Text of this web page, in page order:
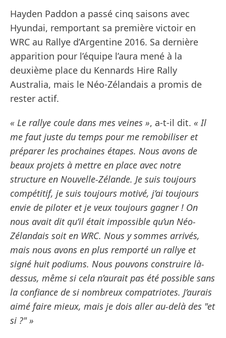
Hayden Paddon a passé cinq saisons avec
Hyundai, remportant sa première victoir en
WRC au Rallye d’Argentine 2016. Sa dernière
apparition pour l’équipe l’aura mené à la
deuxième place du Kennards Hire Rally
Australia, mais le Néo-Zélandais a promis de
rester actif.
« Le rallye coule dans mes veines », a-t-il dit. « Il
me faut juste du temps pour me remobiliser et
préparer les prochaines étapes. Nous avons de
beaux projets à mettre en place avec notre
structure en Nouvelle-Zélande. Je suis toujours
compétitif, je suis toujours motivé, j’ai toujours
envie de piloter et je veux toujours gagner ! On
nous avait dit qu’il était impossible qu’un Néo-
Zélandais soit en WRC. Nous y sommes arrivés,
mais nous avons en plus remporté un rallye et
signé huit podiums. Nous pouvons construire là-
dessus, même si cela n’aurait pas été possible sans
la confiance de si nombreux compatriotes. J’aurais
aimé faire mieux, mais je dois aller au-delà des "et
si ?" »